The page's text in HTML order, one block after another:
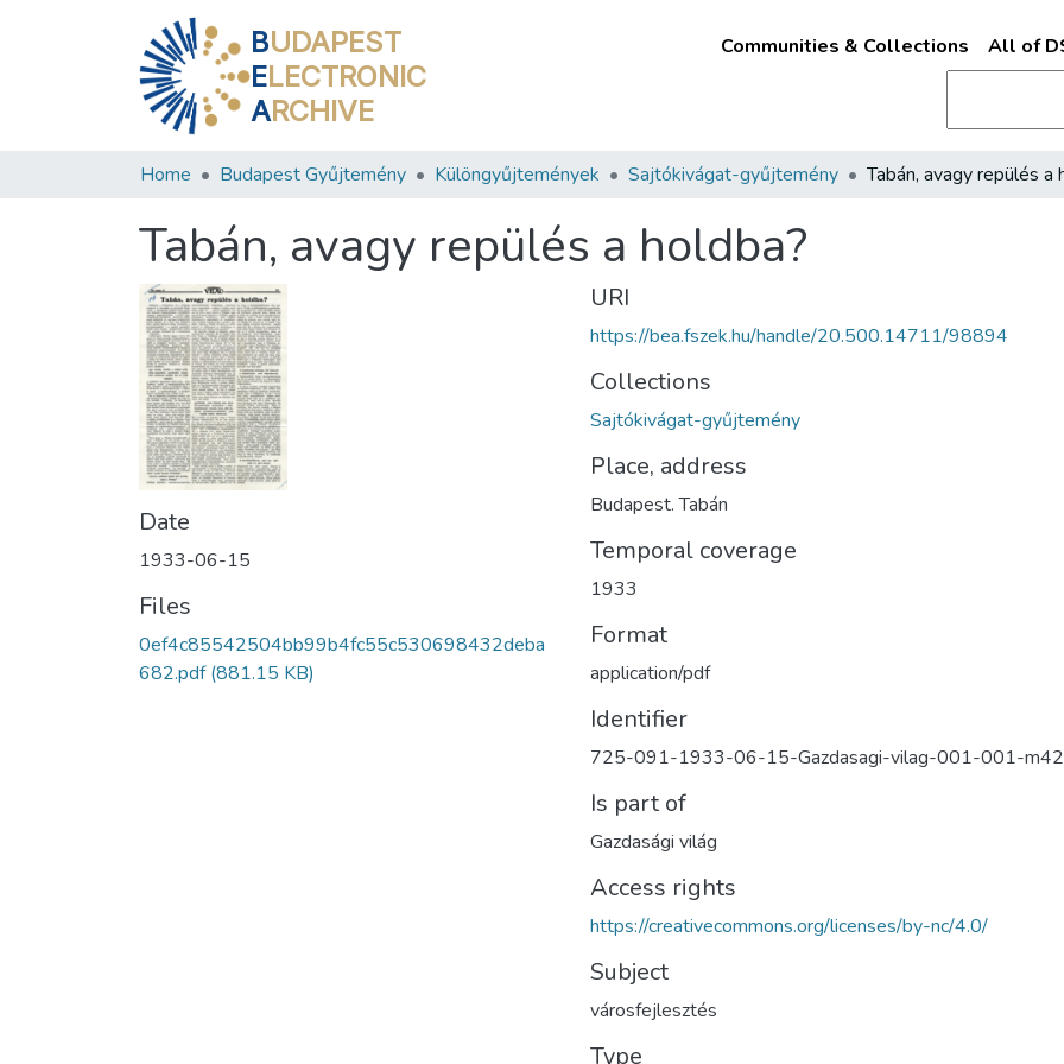
BUDAPEST
ELECTRONIC
ARCHIVE
Communities & Collections All of
Home Budapest Gyűjtemény Különgyűjtemények Sajtókivágat-gyűjtemény
Tabán, avagy repülés a holdba?
Date
1933-06-15
Files
0ef4c85542504bb99b4fc55c530698432deba
682.pdf(881.15 KB)
URI
https://bea.fszek.hu/handle/20.500.14711/98894
Collections
Sajtókivágat-gyűjtemény
Place, address
Budapest. Tabán
Temporal coverage
1933
Format
application/pdf
Identifier
725-091-1933-06-15-Gazdasagi-vilag-001-001-
Is part of
Gazdasági világ
Access rights
https://creativecommons.org/licenses/by-nc/4.0/
Subject
városfejlesztés
Type